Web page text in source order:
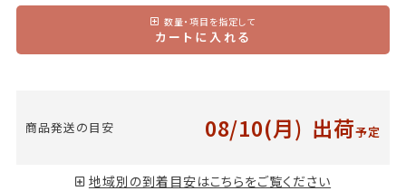
数量・項目を指定して
カートに入れる
商品発送の目安 08/10(月) 出荷予定
地域別の到着目安はこちらをご覧ください